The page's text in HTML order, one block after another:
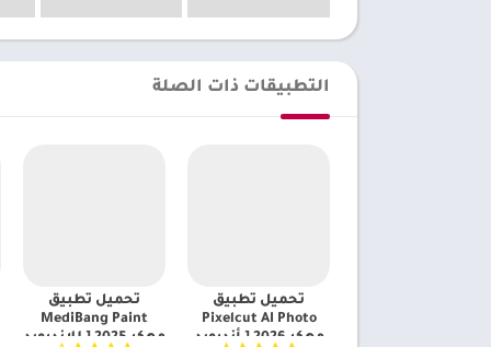
التطبيقات ذات الصلة
تحميل تطبيق
Pixelcut AI Photo
مهكر 2026 [ أندرويد
تحميل تطبيق
MediBang Paint
مهكر 2025 [ للاندرويد